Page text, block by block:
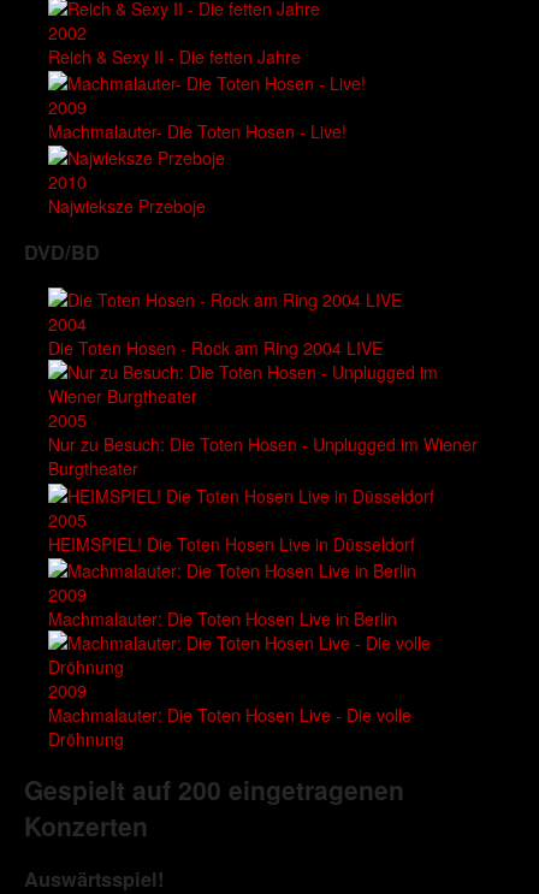
2002
Reich & Sexy II - Die fetten Jahre
2009
Machmalauter- Die Toten Hosen - Live!
2010
Najwieksze Przeboje
DVD/BD
2004
Die Toten Hosen - Rock am Ring 2004 LIVE
2005
Nur zu Besuch: Die Toten Hosen - Unplugged im Wiener
Burgtheater
2005
HEIMSPIEL! Die Toten Hosen Live in Düsseldorf
2009
Machmalauter: Die Toten Hosen Live in Berlin
2009
Machmalauter: Die Toten Hosen Live - Die volle
Dröhnung
Gespielt auf 200 eingetragenen
Konzerten
Auswärtsspiel!